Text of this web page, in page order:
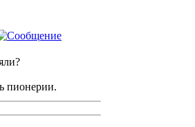
пионерии.